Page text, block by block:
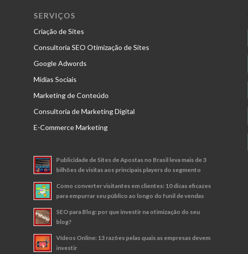
SERVIÇOS
Criação de Sites
Consultoria SEO Otimização de Sites
Google Adwords
Mídias Sociais
Marketing de Conteúdo
Consultoria de Marketing Digital
E-Commerce Marketing
Publicidade de Sites de Apostas no Brasil leva mais de 3
bilhões de visitas aos principais players do segmento
Como converter visitantes em clientes: 10 dicas eficazes
para empurrar seu público ao longo do funil de vendas
SEO para Blog: por que investir na otimização do seu
blog?
Vídeos Online: 13 razões pelas quais as empresas devem
investir